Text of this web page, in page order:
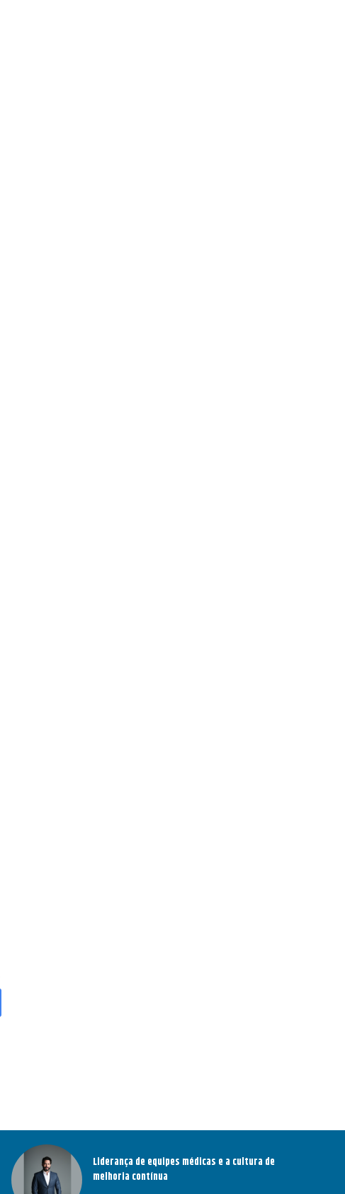
Liderança de equipes médicas e a cultura de
melhoria contínua